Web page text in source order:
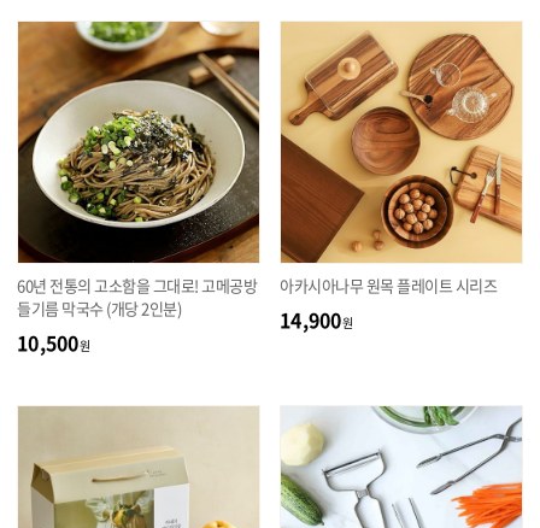
60년 전통의 고소함을 그대로! 고메공방
들기름 막국수 (개당 2인분)
10,500원
아카시아나무 원목 플레이트 시리즈
14,900원